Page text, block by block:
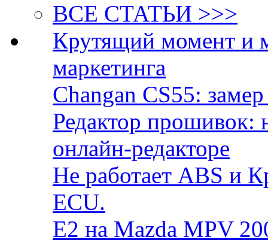
ВСЕ СТАТЬИ >>>
Крутящий момент и
маркетинга
Changan CS55:
Редактор прошивок:
онлайн-редакторе
Не работает ABS и
ECU.
E2 на Mazda MPV